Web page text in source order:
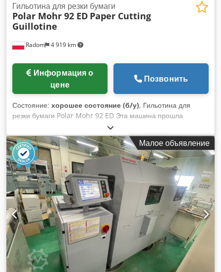
Radom 4 919 km
Гильотина для резки бумаги
Polar Mohr 92 ED Paper Cutting
Guillotine
цене
Позвонить
Состояние: хорошее состояние (б/у), Гильотина для
резки бумаги Polar Mohr 92 ED Эта машина прошла
сервисное обслуживание и готова к использованию.
Наиболее уважаемый бренд гильотин, флагманский
продукт. Djdpfx Anjzlgf Ue Hock Технические
характеристики: Ширина реза: 920 мм Высота стопы: 130
мм Программное управление с цветным дисплеем
Воздушный стол Фотодатчики безопасности
Хромированная поверхность стола Привод заднего
прижима шарико-винтовой передачей Оптическая линия
реза Увеличенные боковые столы Смена ножа через
панель управления Вес: 1890 кг Питание: 380В В комплекте
документация, комплект инструментов, предохранительное
устройство для смены ножа, резиновый молоток, запасной
нож и один машинный нож.
Малое объявление